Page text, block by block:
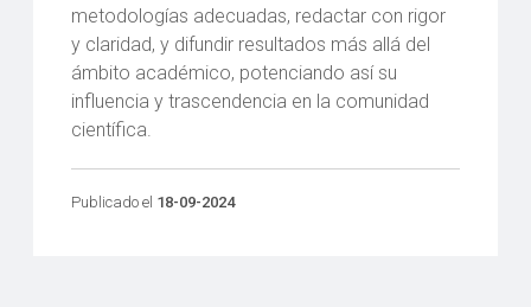
metodologías adecuadas, redactar con rigor
y claridad, y difundir resultados más allá del
ámbito académico, potenciando así su
influencia y trascendencia en la comunidad
científica.
Publicado el 18-09-2024